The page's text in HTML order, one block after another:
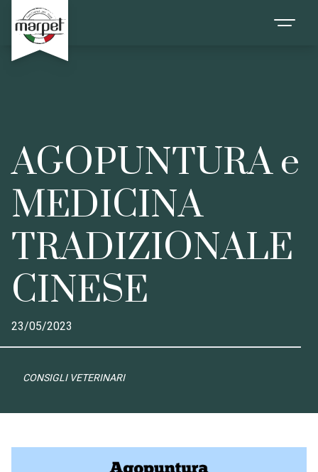
AGOPUNTURA e
MEDICINA
TRADIZIONALE
CINESE
23/05/2023
CONSIGLI VETERINARI